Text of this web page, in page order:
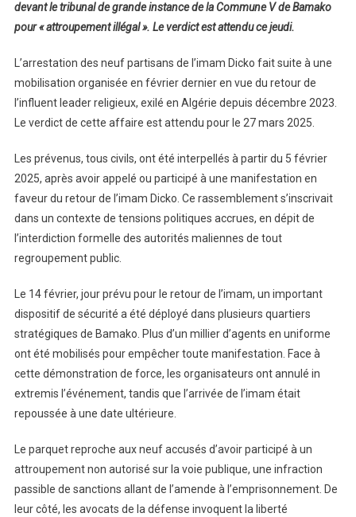
Du
Procès
Partisans
De
L’imam
Dicko
27
Mars
devant le tribunal de grande instance de la Commune V de Bamako
pour « attroupement illégal ». Le verdict est attendu ce jeudi.
L’arrestation des neuf partisans de l’imam Dicko fait suite à une
mobilisation organisée en février dernier en vue du retour de
l’influent leader religieux, exilé en Algérie depuis décembre 2023.
Le verdict de cette affaire est attendu pour le 27 mars 2025.
Les prévenus, tous civils, ont été interpellés à partir du 5 février
2025, après avoir appelé ou participé à une manifestation en
faveur du retour de l’imam Dicko. Ce rassemblement s’inscrivait
dans un contexte de tensions politiques accrues, en dépit de
l’interdiction formelle des autorités maliennes de tout
regroupement public.
Le 14 février, jour prévu pour le retour de l’imam, un important
dispositif de sécurité a été déployé dans plusieurs quartiers
stratégiques de Bamako. Plus d’un millier d’agents en uniforme
ont été mobilisés pour empêcher toute manifestation. Face à
cette démonstration de force, les organisateurs ont annulé in
extremis l’événement, tandis que l’arrivée de l’imam était
repoussée à une date ultérieure.
Le parquet reproche aux neuf accusés d’avoir participé à un
attroupement non autorisé sur la voie publique, une infraction
passible de sanctions allant de l’amende à l’emprisonnement. De
leur côté, les avocats de la défense invoquent la liberté